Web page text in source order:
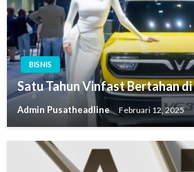
BISNIS
Satu Tahun Vinfast Bertahan
Admin Pusatheadline Februari 12, 2025